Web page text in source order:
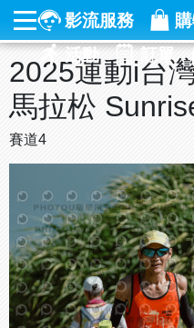
影流服務
活動
訂單
2025運動i台
馬拉松
賽道4